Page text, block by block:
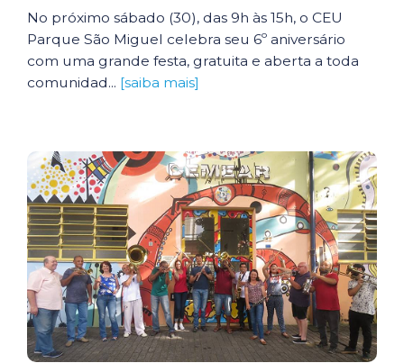
No próximo sábado (30), das 9h às 15h, o CEU
Parque São Miguel celebra seu 6º aniversário
com uma grande festa, gratuita e aberta a toda
comunidad... [saiba mais]